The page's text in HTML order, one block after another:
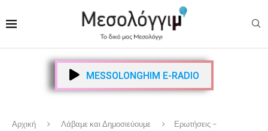
MESSOLONGHIM E-RADIO
Αρχική Λάβαμε και Δημοσιεύουμε
Ερωτήσεις –